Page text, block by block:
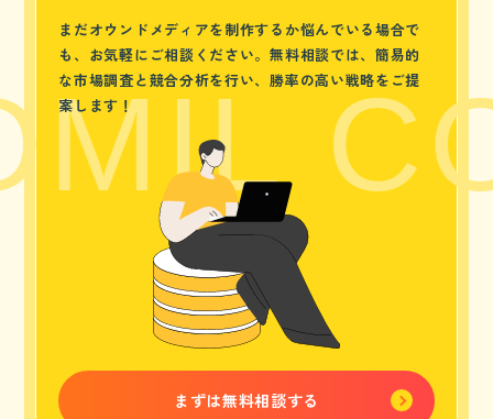
まだオウンドメディアを制作するか悩んでいる場合で
も、お気軽にご相談ください。無料相談では、簡易的
な市場調査と競合分析を行い、勝率の高い戦略をご提
案します！
まずは無料相談する